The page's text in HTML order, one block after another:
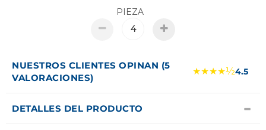
PIEZA
NUESTROS CLIENTES OPINAN (5
VALORACIONES)
★★★★½4.5
DETALLES DEL PRODUCTO